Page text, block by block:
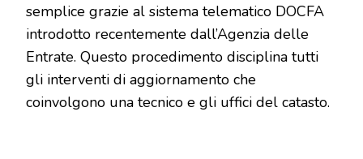
semplice grazie al sistema telematico DOCFA
introdotto recentemente dall’Agenzia delle
Entrate. Questo procedimento disciplina tutti
gli interventi di aggiornamento che
coinvolgono una tecnico e gli uffici del catasto.